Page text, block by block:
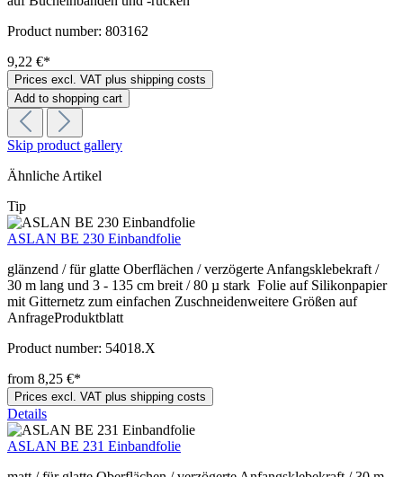
Product number: 803162
9,22 €*
Prices excl. VAT plus shipping costs
Add to shopping cart
Skip product gallery
Ähnliche Artikel
Tip
ASLAN BE 230 Einbandfolie
glänzend / für glatte Oberflächen / verzögerte Anfangsklebekraft /
30 m lang und 3 - 135 cm breit / 80 µ stark Folie auf Silikonpapier
mit Gitternetz zum einfachen Zuschneidenweitere Größen auf
AnfrageProduktblatt
Product number: 54018.X
from 8,25 €*
Prices excl. VAT plus shipping costs
Details
ASLAN BE 231 Einbandfolie